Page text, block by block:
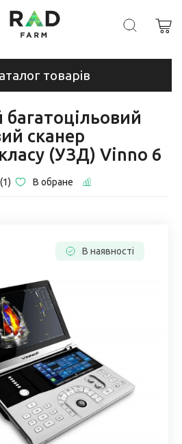
товарів
сканер
(УЗД) Vinno 6
В обране
В наявності